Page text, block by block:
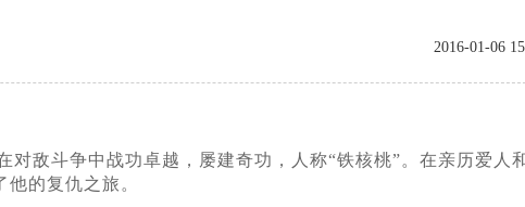
2016-01-06
敌斗争中战功卓越，屡建奇功，人称“铁核桃”。在亲历爱人
的复仇之旅。